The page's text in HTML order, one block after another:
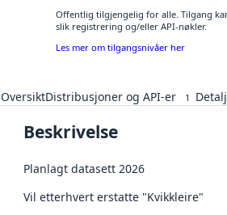
Offentlig tilgjengelig for alle. Tilgang
slik registrering og/eller API-nøkler.
Les mer om tilgangsnivåer her
OversiktDistribusjoner og API-er 1
Beskrivelse
Planlagt datasett 2026
Vil etterhvert erstatte "Kvikkleire"